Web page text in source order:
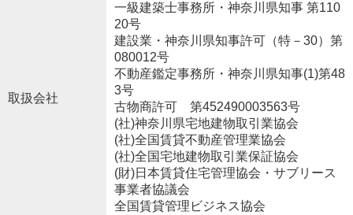
取扱会社
一級建築士事務所・神奈川県知事 第110
20号
建設業・神奈川県知事許可（特－30）第
080012号
不動産鑑定事務所・神奈川県知事(1)第48
3号
古物商許可 第452490003563号
(社)神奈川県宅地建物取引業協会
(社)全国賃貸不動産管理業協会
(社)全国宅地建物取引業保証協会
(財)日本賃貸住宅管理協会・サブリース
事業者協議会
全国賃貸管理ビジネス協会